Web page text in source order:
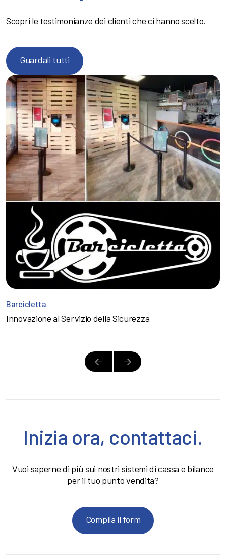
Scopri le testimonianze dei clienti che ci hanno scelto.
Guardali tutti
Barcicletta
Innovazione al Servizio della Sicurezza
Inizia ora, contattaci.
Vuoi saperne di più sui nostri sistemi di cassa e bilance
per il tuo punto vendita?
Compila il form